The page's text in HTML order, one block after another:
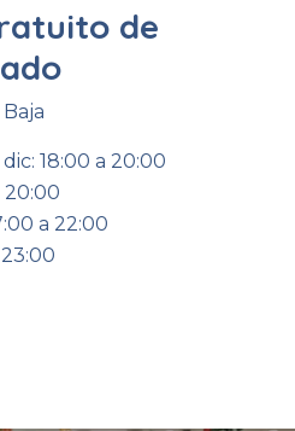
de
dic: 18:00 a 20:00
20:00
a 22:00